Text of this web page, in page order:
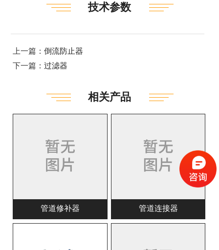
技术参数
上一篇：倒流防止器
下一篇：过滤器
相关产品
管道修补器 管道连接器